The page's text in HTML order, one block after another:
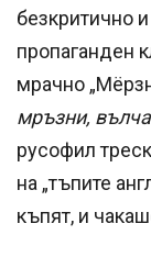
безкритично
пропаганден
мрачно
мръзни,
русофил
на „тъпите
къпят, и